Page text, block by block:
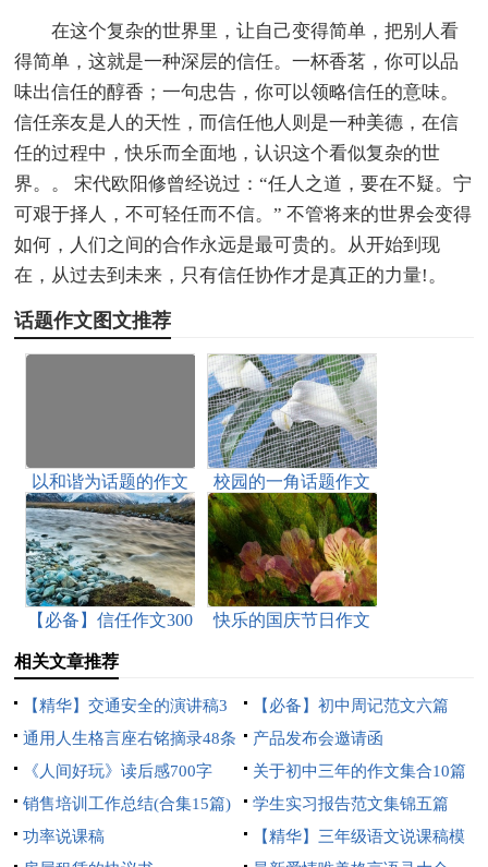
在这个复杂的世界里，让自己变得简单，把别人看
得简单，这就是一种深层的信任。一杯香茗，你可以品
味出信任的醇香；一句忠告，你可以领略信任的意味。
信任亲友是人的天性，而信任他人则是一种美德，在信
任的过程中，快乐而全面地，认识这个看似复杂的世
界。。 宋代欧阳修曾经说过：“任人之道，要在不疑。宁
可艰于择人，不可轻任而不信。” 不管将来的世界会变得
如何，人们之间的合作永远是最可贵的。从开始到现
在，从过去到未来，只有信任协作才是真正的力量!。
话题作文图文推荐
以和谐为话题的作文 校园的一角话题作文
【必备】信任作文300
字合集八篇
快乐的国庆节日作文
相关文章推荐
【精华】交通安全的演讲稿3
篇
【必备】初中周记范文六篇
通用人生格言座右铭摘录48条
产品发布会邀请函
《人间好玩》读后感700字
关于初中三年的作文集合10篇
销售培训工作总结(合集15篇)
学生实习报告范文集锦五篇
功率说课稿
【精华】三年级语文说课稿模